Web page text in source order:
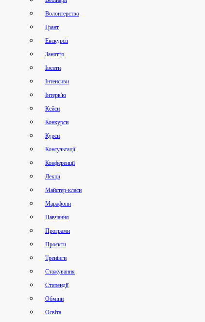
Волонтерство
Грант
Екскурсії
Заняття
Івенти
Інтенсиви
Інтерв'ю
Кейси
Конкурси
Курси
Консультації
Конференції
Лекції
Майстер-класи
Марафони
Навчання
Програми
Проєкти
Тренінги
Стажування
Стипендії
Обміни
Освіта